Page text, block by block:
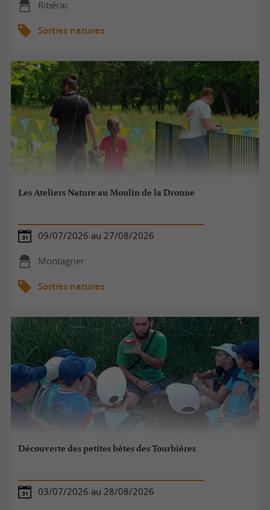
Ribérac
Sorties natures
Les Ateliers Nature au Moulin de la Dronne
09/07/2026 au 27/08/2026
Montagrier
Sorties natures
Découverte des petites bêtes des Tourbières
03/07/2026 au 28/08/2026